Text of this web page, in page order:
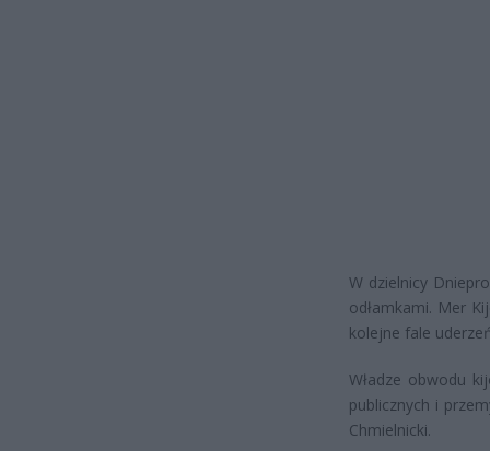
W dzielnicy
odłamkami. Mer
kolejne fale
Władze obwodu
publicznych i
Chmielnicki.